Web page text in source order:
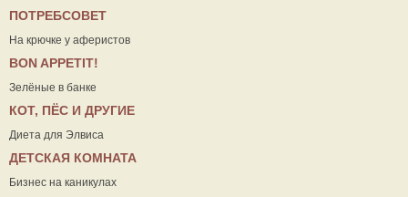
ПОТРЕБСОВЕТ
На крючке у аферистов
ВON APPETIT!
Зелёные в банке
КОТ, ПЁС И ДРУГИЕ
Диета для Элвиса
ДЕТСКАЯ КОМНАТА
Бизнес на каникулах